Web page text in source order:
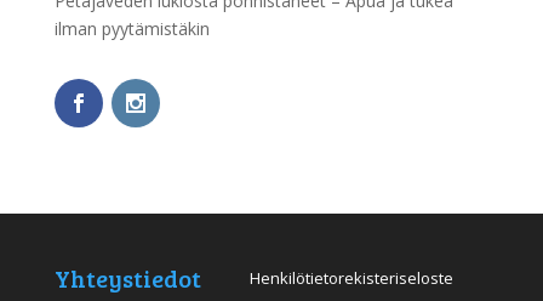
ilman pyytämistäkin
Yhteystiedot Henkilötietorekisteriseloste